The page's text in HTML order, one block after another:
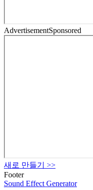
AdvertisementSponsored
새로 만들기
>>
Footer
Sound Effect Generator